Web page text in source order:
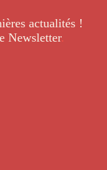
actualités !
Newsletter.